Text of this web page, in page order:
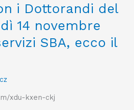
i Dottorandi del
14 novembre
SBA, ecco il
xdu-kxen-ckj